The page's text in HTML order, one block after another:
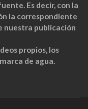
Es decir, con la
la correspondiente
nuestra publicación
propios, los
de agua.